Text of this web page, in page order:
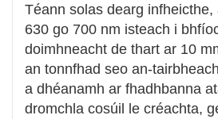
Téann solas dearg infheicthe,
630 go 700 nm isteach i
doimhneacht de thart ar 10
an tonnfhad seo an-
a dhéanamh ar fhadhbanna
dromchla cosúil le créachta,